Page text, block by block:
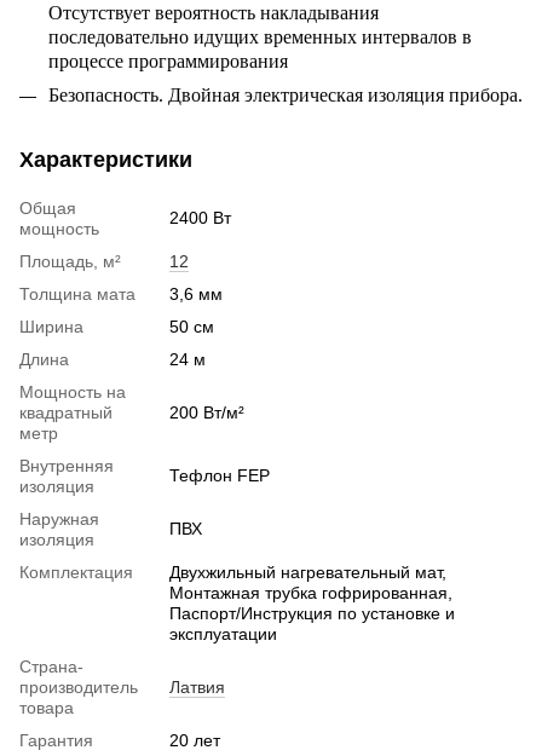
Отсутствует вероятность накладывания
последовательно идущих временных интервалов в
процессе программирования
Безопасность. Двойная электрическая изоляция прибора.
Характеристики
Общая
мощность
2400 Вт
Площадь, м²
12
Толщина мата
3,6 мм
Ширина
50 см
Длина
24 м
Мощность на
квадратный
метр
200 Вт/м²
Внутренняя
изоляция
Тефлон FEP
Наружная
изоляция
ПВХ
Комплектация
Двухжильный нагревательный мат,
Монтажная трубка гофрированная,
Паспорт/Инструкция по установке и
эксплуатации
Страна-
производитель
товара
Латвия
Гарантия
20 лет